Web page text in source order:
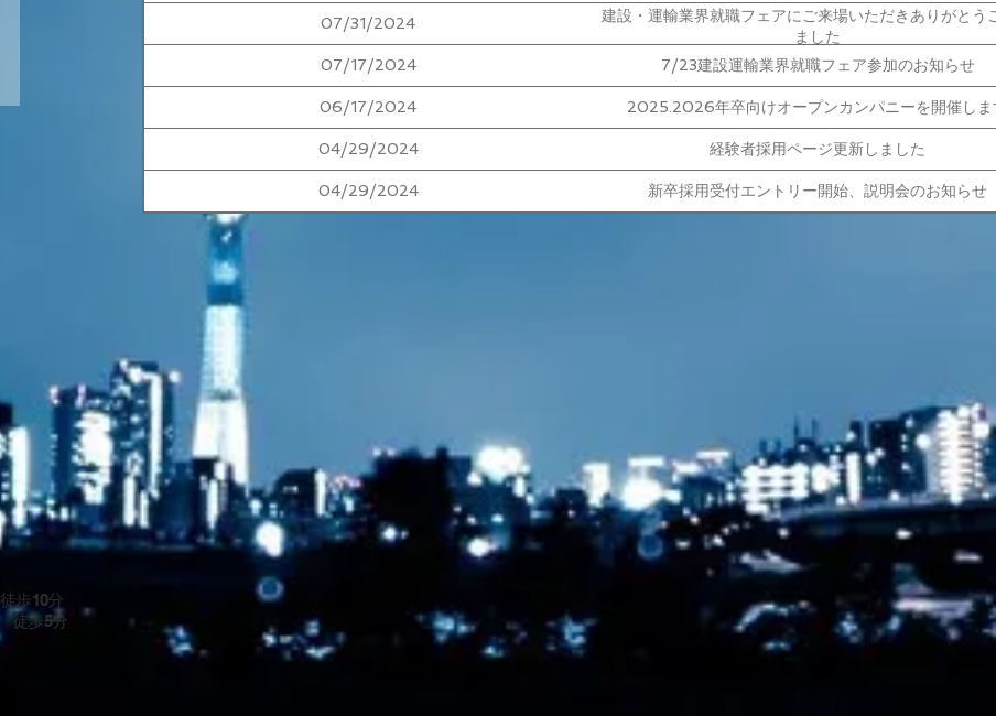
07/31/2024
建設・運輸業界就職フェアにご来場いただきありがとう
ました
07/17/2024
7/23建設運輸業界就職フェア参加のお知らせ
06/17/2024 2025.2026年卒向けオープンカンパニーを開催しま
04/29/2024 経験者採用ページ更新しました
04/29/2024 新卒採用受付エントリー開始、説明会のお知らせ
歩10分
徒歩5分